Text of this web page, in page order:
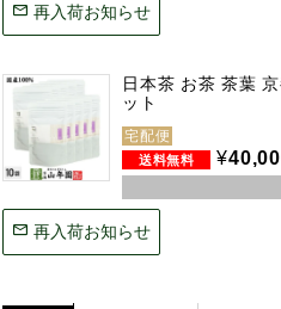
再入荷お知らせ
日本茶 お茶 茶葉
ット
宅配便
¥
再入荷お知らせ